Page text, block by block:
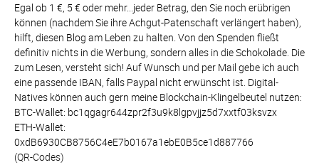
Egal ob 1 €, 5 € oder mehr...jeder Betrag, den Sie noch erübrigen
können (nachdem Sie ihre Achgut-Patenschaft verlängert haben),
hilft, diesen Blog am Leben zu halten. Von den Spenden fließt
definitiv nichts in die Werbung, sondern alles in die Schokolade. Die
zum Lesen, versteht sich! Auf Wunsch und per Mail gebe ich auch
eine passende IBAN, falls Paypal nicht erwünscht ist. Digital-
Natives können auch gern meine Blockchain-Klingelbeutel nutzen:
BTC-Wallet: bc1qgagr644zpr2f3u9k8lgpvjjz5d7xxtf03ksvzx
ETH-Wallet:
0xdB6930CB8756C4eE7b0167a1ebE0B5ce1d887766
(QR-Codes)